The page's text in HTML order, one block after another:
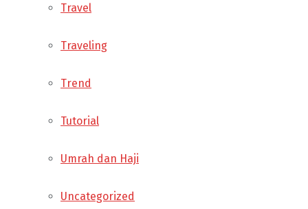
Travel
Traveling
Trend
Tutorial
Umrah dan Haji
Uncategorized